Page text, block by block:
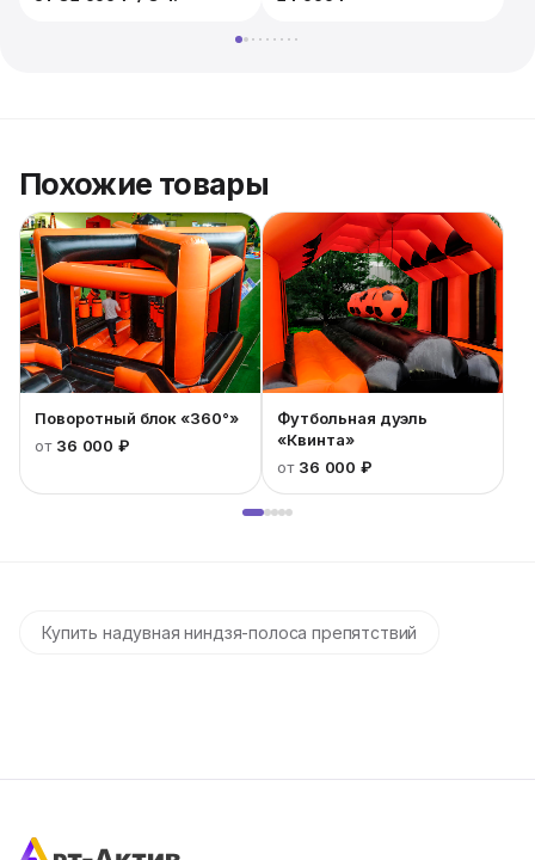
Похожие товары
Поворотный блок «360°»
от 36 000 ₽
Футбольная дуэль
«Квинта»
от 36 000 ₽
Купить надувная ниндзя-полоса препятствий